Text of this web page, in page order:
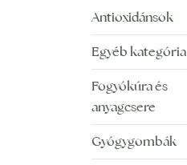
Antioxidánsok
Egyéb kategória
Fogyókúra és
anyagcsere
Gyógygombák